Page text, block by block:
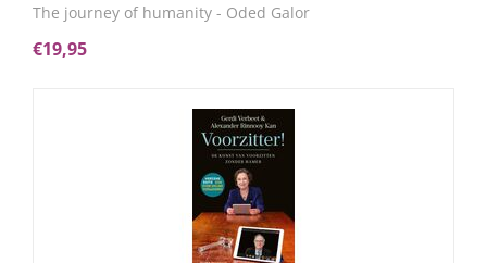
The journey of humanity - Oded Galor
€19,95